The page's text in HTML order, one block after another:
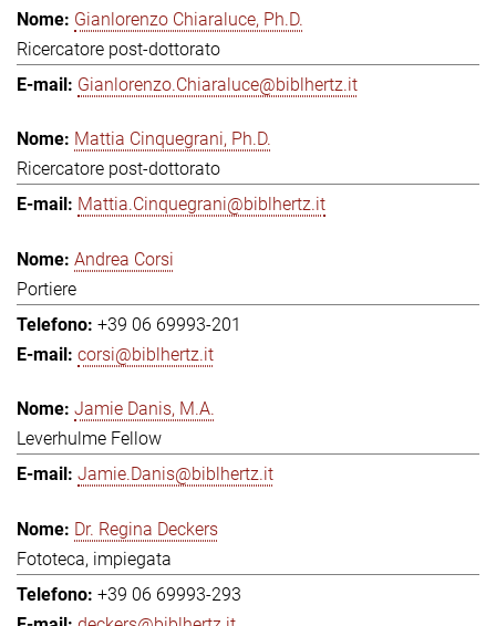
Gianlorenzo Chiaraluce, Ph.D.
Ricercatore post-dottorato
Gianlorenzo.Chiaraluce@biblhertz.it
Mattia Cinquegrani, Ph.D.
Ricercatore post-dottorato
Mattia.Cinquegrani@biblhertz.it
Andrea Corsi
Portiere
+39 06 69993-201
corsi@biblhertz.it
Jamie Danis, M.A.
Leverhulme Fellow
Jamie.Danis@biblhertz.it
Dr. Regina Deckers
Fototeca, impiegata
+39 06 69993-293